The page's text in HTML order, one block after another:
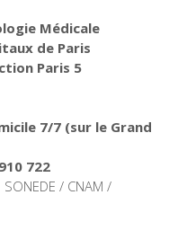
Médicale
de Paris
Paris 5
7/7 (sur le Grand
722
/ CNAM /